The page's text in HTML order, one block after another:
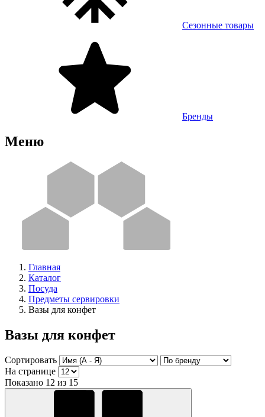
Сезонные товары
Бренды
Меню
Главная
Каталог
Посуда
Предметы сервировки
Вазы для конфет
Вазы для конфет
Сортировать
На странице
Показано 12 из 15